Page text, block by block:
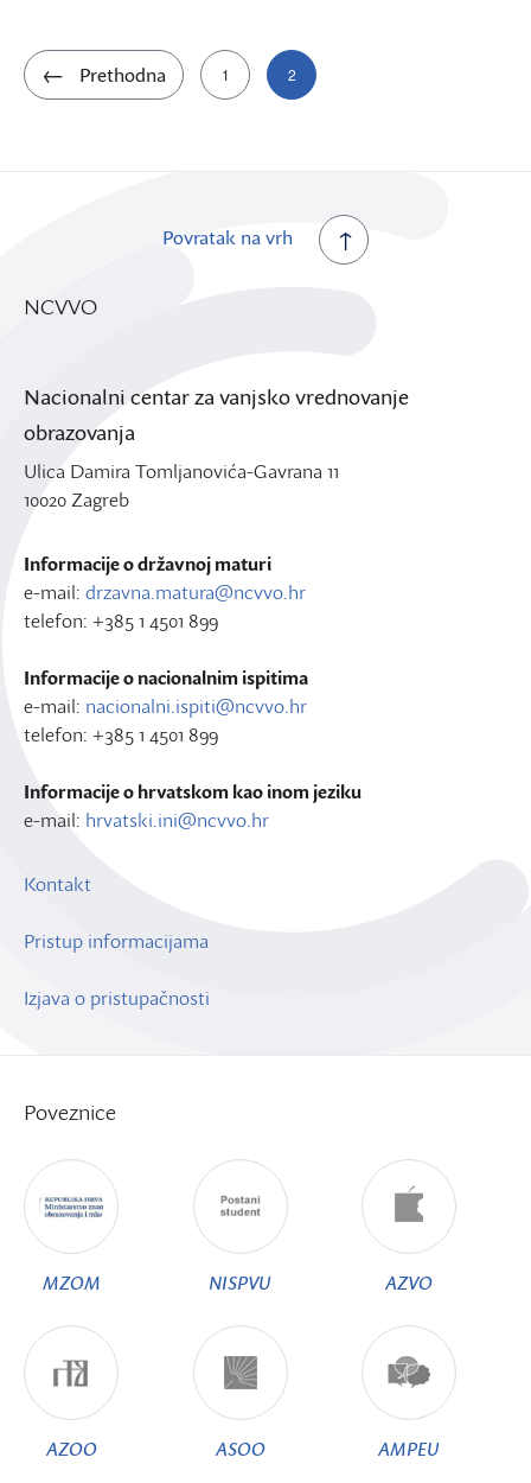
Brojevi
stranica
Prethodna 1 2
Povratak na vrh
NCVVO
Nacionalni centar za vanjsko vrednovanje
obrazovanja
Ulica Damira Tomljanovića-Gavrana 11
10020 Zagreb
Informacije o državnoj maturi
e-mail: drzavna.matura@ncvvo.hr
telefon: +385 1 4501 899
Informacije o nacionalnim ispitima
e-mail: nacionalni.ispiti@ncvvo.hr
telefon: +385 1 4501 899
Informacije o hrvatskom kao inom jeziku
e-mail: hrvatski.ini@ncvvo.hr
Kontakt
Pristup informacijama
Izjava o pristupačnosti
Poveznice
MZOM NISPVU AZVO
AZOO ASOO AMPEU